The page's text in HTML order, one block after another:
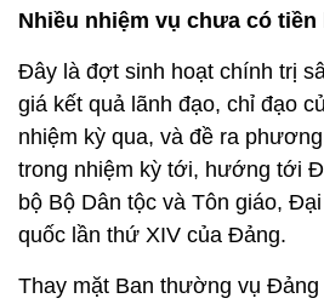
Nhiều nhiệm vụ chưa có tiền
Đây là đợt sinh hoạt chính trị
giá kết quả lãnh đạo, chỉ đạo
nhiệm kỳ qua, và đề ra
trong nhiệm kỳ tới, hướng tới
bộ Bộ Dân tộc và Tôn giáo,
quốc lần thứ XIV của Đảng.
Thay mặt Ban thường vụ